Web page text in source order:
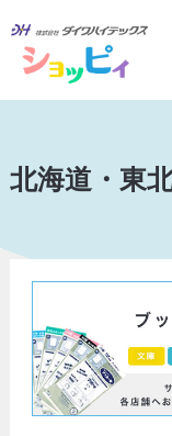
北海道・東